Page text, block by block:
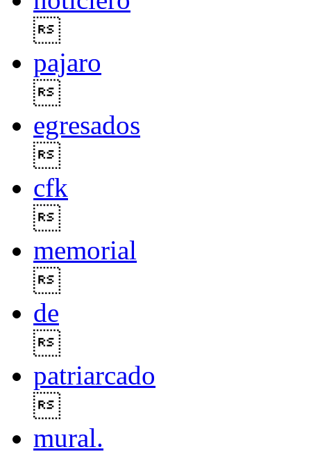
pajaro
egresados
cfk
memorial
de
patriarcado
mural.